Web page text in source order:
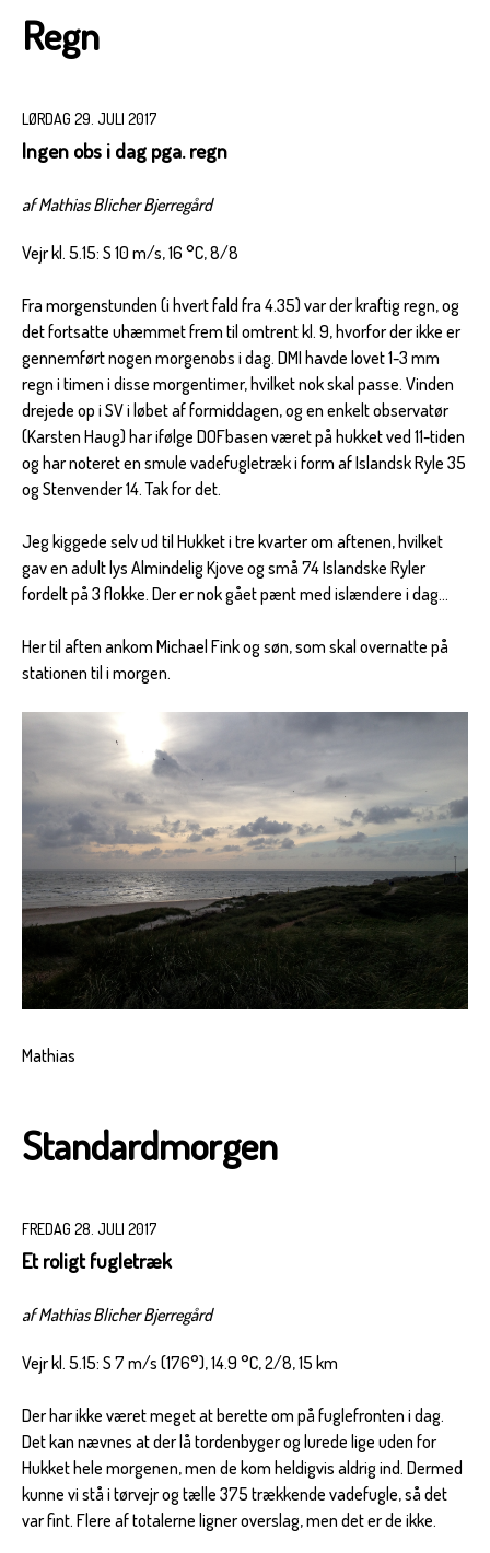
Regn
LØRDAG 29. JULI 2017
Ingen obs i dag pga. regn
af Mathias Blicher Bjerregård
Vejr kl. 5.15: S 10 m/s, 16 °C, 8/8
Fra morgenstunden (i hvert fald fra 4.35) var der kraftig regn, og
det fortsatte uhæmmet frem til omtrent kl. 9, hvorfor der ikke er
gennemført nogen morgenobs i dag. DMI havde lovet 1-3 mm
regn i timen i disse morgentimer, hvilket nok skal passe. Vinden
drejede op i SV i løbet af formiddagen, og en enkelt observatør
(Karsten Haug) har ifølge DOFbasen været på hukket ved 11-tiden
og har noteret en smule vadefugletræk i form af Islandsk Ryle 35
og Stenvender 14. Tak for det.
Jeg kiggede selv ud til Hukket i tre kvarter om aftenen, hvilket
gav en adult lys Almindelig Kjove og små 74 Islandske Ryler
fordelt på 3 flokke. Der er nok gået pænt med islændere i dag...
Her til aften ankom Michael Fink og søn, som skal overnatte på
stationen til i morgen.
Mathias
Standardmorgen
FREDAG 28. JULI 2017
Et roligt fugletræk
af Mathias Blicher Bjerregård
Vejr kl. 5.15: S 7 m/s (176°), 14.9 °C, 2/8, 15 km
Der har ikke været meget at berette om på fuglefronten i dag.
Det kan nævnes at der lå tordenbyger og lurede lige uden for
Hukket hele morgenen, men de kom heldigvis aldrig ind. Dermed
kunne vi stå i tørvejr og tælle 375 trækkende vadefugle, så det
var fint. Flere af totalerne ligner overslag, men det er de ikke.